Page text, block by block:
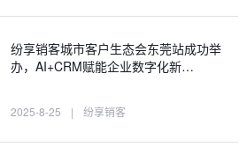
纷享销客城市客户生态会东莞站成功举
办，AI+CRM赋能企业数字化新…
2025-8-25 | 纷享销客